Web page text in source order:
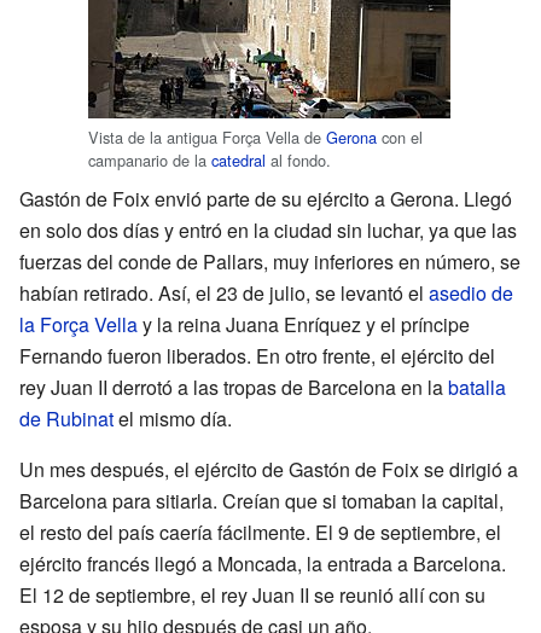
Vista de la antigua Força Vella de Gerona con el
campanario de la catedral al fondo.
Gastón de Foix envió parte de su ejército a Gerona. Llegó
en solo dos días y entró en la ciudad sin luchar, ya que las
fuerzas del conde de Pallars, muy inferiores en número, se
habían retirado. Así, el 23 de julio, se levantó el asedio de
la Força Vellay la reina Juana Enríquez y el príncipe
Fernando fueron liberados. En otro frente, el ejército del
rey Juan II derrotó a las tropas de Barcelona en labatalla
de Rubinatel mismo día.
Un mes después, el ejército de Gastón de Foix se dirigió a
Barcelona para sitiarla. Creían que si tomaban la capital,
el resto del país caería fácilmente. El 9 de septiembre, el
ejército francés llegó a Moncada, la entrada a Barcelona.
El 12 de septiembre, el rey Juan II se reunió allí con su
esposa y su hijo después de casi un año.